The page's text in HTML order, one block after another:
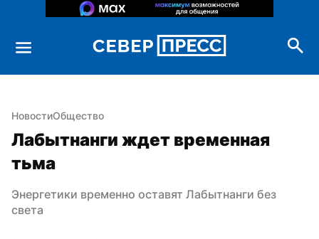
НовостиОбщество
Лабытнанги ждет временная
тьма
Энергетики временно оставят Лабытнанги без
света